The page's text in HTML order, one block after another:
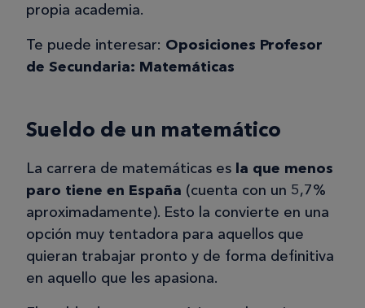
propia academia.
Te puede interesar: Oposiciones Profesor
de Secundaria: Matemáticas
Sueldo de un matemático
La carrera de matemáticas es la que menos
paro tiene en España (cuenta con un 5,7%
aproximadamente). Esto la convierte en una
opción muy tentadora para aquellos que
quieran trabajar pronto y de forma definitiva
en aquello que les apasiona.